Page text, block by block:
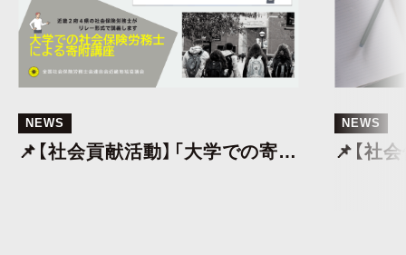
NEWS
📌【社会貢献活動】「大学での寄附
NEWS
📌【社